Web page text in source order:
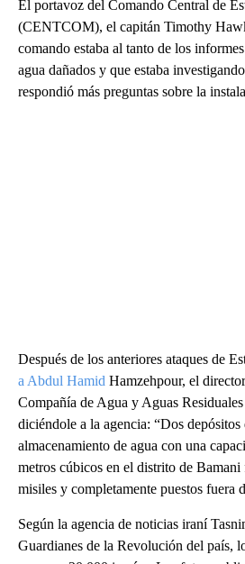
El portavoz del Comando Central de
(CENTCOM), el capitán Timothy
comando estaba al tanto de los
agua dañados y que estaba
respondió más preguntas sobre la
Después de los anteriores ataques de
a Abdul Hamid Hamzehpour, el
Compañía de Agua y Aguas
diciéndole a la agencia: “Dos
almacenamiento de agua con una
metros cúbicos en el distrito de
misiles y completamente puestos fuera
Según la agencia de noticias iraní
Guardianes de la Revolución del país,